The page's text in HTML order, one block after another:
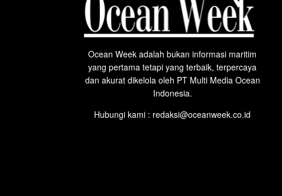
Ocean Week adalah bukan informasi maritim
yang pertama tetapi yang terbaik, terpercaya
dan akurat dikelola oleh PT Multi Media Ocean
Indonesia.
Hubungi kami : redaksi@oceanweek.co.id